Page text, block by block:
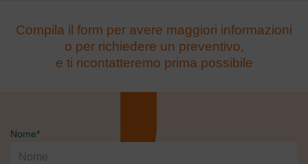
Compila il form per avere maggiori informazioni
o per richiedere un preventivo,
e ti ricontatteremo prima possibile
Nome*